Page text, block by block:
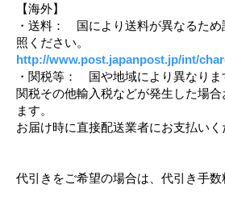
【海外】
・送料： 国により送料が異なるため
照ください。
http://www.post.japanpost.jp/int/
・関税等： 国や地域により異なり
関税その他輸入税などが発生した場
ます。
お届け時に直接配送業者にお支払いく
代引きをご希望の場合は、代引き手数